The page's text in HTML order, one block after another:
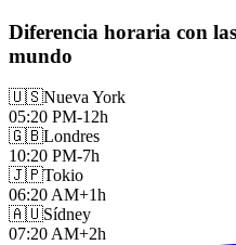
Diferencia horaria con
mundo
🇺🇸Nueva York
05:20 PM-12h
🇬🇧Londres
10:20 PM-7h
🇯🇵Tokio
06:20 AM+1h
🇦🇺Sídney
07:20 AM+2h